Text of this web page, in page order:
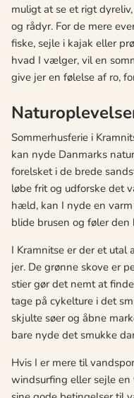
muligt at se et rigt
og rådyr. For de mere
fiske, sejle i kajak eller
hvad I vælger, vil en
give jer en følelse af ro,
Sommerhusferie i
kan nyde Danmarks
forelsket i de brede
løbe frit og udforske det
hæld, kan I nyde en
blide brusen og føler den
I Kramnitse er der et utal
jer. De grønne skove er
stier gør det nemt at
tage på cykelture i det
skjulte søer og åbne
bare nyde det smukke
Hvis I er mere til
windsurfing eller sejle en